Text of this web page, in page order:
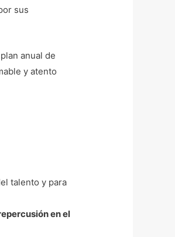
sus
anual de
y atento
talento y para
en el